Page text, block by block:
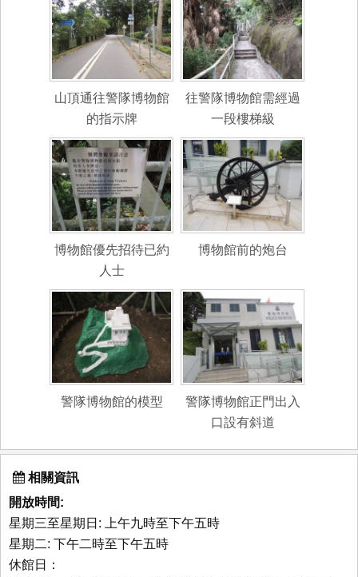
山頂通往警隊博物館
的指示牌
往警隊博物館需經過
一段樓梯級
博物館優先招待已約
人士
博物館前的炮台
警隊博物館的模型
警隊博物館正門出入
口設有斜道
相關資訊
開放時間:
星期三至星期日: 上午九時至下午五時
星期二: 下午二時至下午五時
休館日：